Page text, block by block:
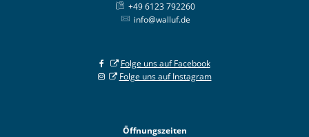
+49 6123 792260
info@walluf.de
Folge uns auf Facebook
Folge uns auf Instagram
Öffnungszeiten